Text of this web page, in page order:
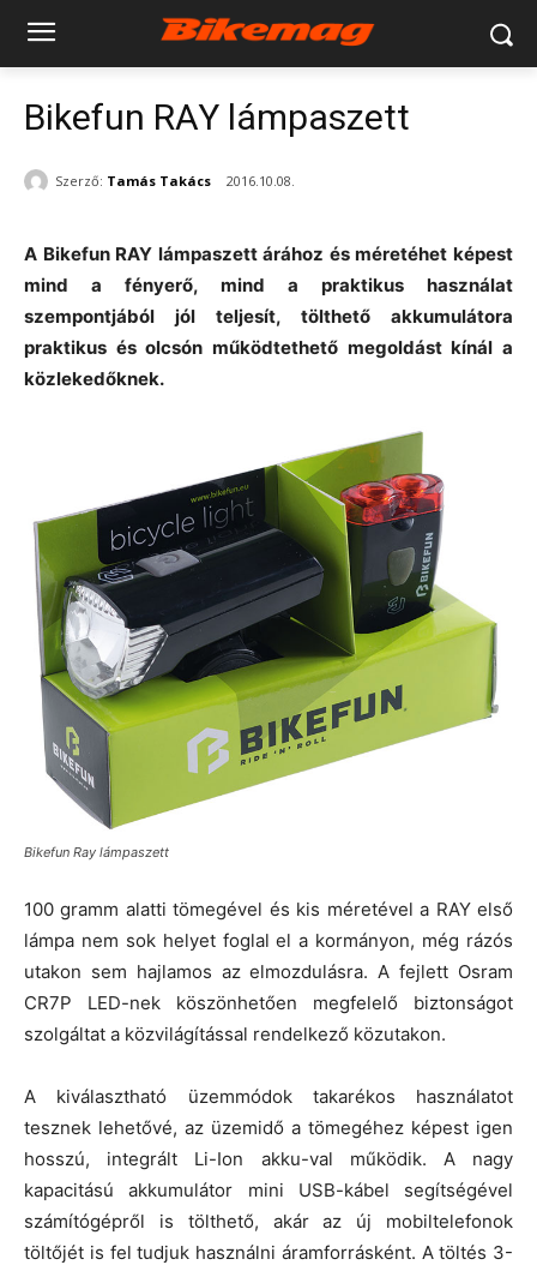
Bikefun RAY lámpaszett
Szerző: Tamás Takács 2016.10.08.
A Bikefun RAY lámpaszett árához és méretéhet képest
mind a fényerő, mind a praktikus használat
szempontjából jól teljesít, tölthető akkumulátora
praktikus és olcsón működtethető megoldást kínál a
közlekedőknek.
Bikefun Ray lámpaszett
100 gramm alatti tömegével és kis méretével a RAY első
lámpa nem sok helyet foglal el a kormányon, még rázós
utakon sem hajlamos az elmozdulásra. A fejlett Osram
CR7P LED-nek köszönhetően megfelelő biztonságot
szolgáltat a közvilágítással rendelkező közutakon.
A kiválasztható üzemmódok takarékos használatot
tesznek lehetővé, az üzemidő a tömegéhez képest igen
hosszú, integrált Li-Ion akku-val működik. A nagy
kapacitású akkumulátor mini USB-kábel segítségével
számítógépről is tölthető, akár az új mobiltelefonok
töltőjét is fel tudjuk használni áramforrásként. A töltés 3-